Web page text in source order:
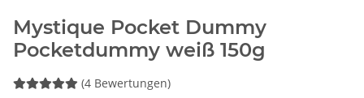
Mystique Pocket Dummy
Pocketdummy weiß 150g
(4 Bewertungen)